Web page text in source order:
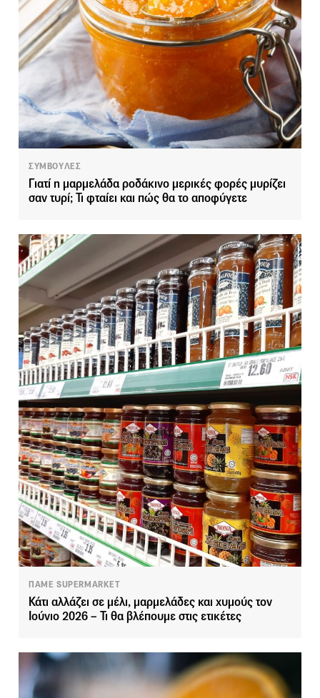
ΣΥΜΒΟΥΛΕΣ
Γιατί η μαρμελάδα ροδάκινο μερικές φορές μυρίζει
σαν τυρί; Τι φταίει και πώς θα το αποφύγετε
ΠΑΜΕ SUPERMARKET
Κάτι αλλάζει σε μέλι, μαρμελάδες και χυμούς τον
Ιούνιο 2026 – Τι θα βλέπουμε στις ετικέτες